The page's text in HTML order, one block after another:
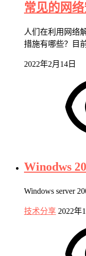
常见的网
人们在利用网络
措施有哪些？目
2022年2月14日
Winodws
Windows server
技术分享 2022年